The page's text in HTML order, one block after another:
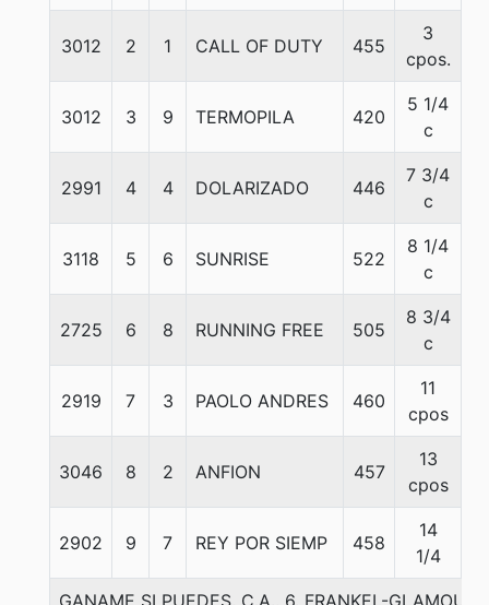
3012 2 1 CALL OF DUTY 455
3
cpos.
3012 3 9 TERMOPILA 420
5 1/4
c
2991 4 4 DOLARIZADO 446
7 3/4
c
3118 5 6 SUNRISE 522
8 1/4
c
2725 6 8 RUNNING FREE 505
8 3/4
c
2919 7 3 PAOLO ANDRES 460
11
cpos
3046 8 2 ANFION 457
13
cpos
2902 9 7 REY POR SIEMP 458
14
1/4
GANAME SI PUEDES, C.A., 6. FRANKEL-GLAMOUR